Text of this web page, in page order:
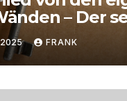
– Der
Umzug ins
2025 FRANK